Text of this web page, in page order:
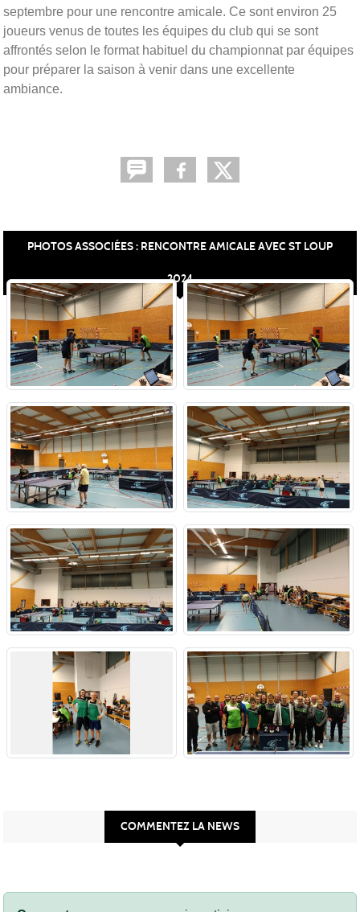
septembre pour une rencontre amicale. Ce sont environ 25
joueurs venus de toutes les équipes du club qui se sont
affrontés selon le format habituel du championnat par équipes
pour préparer la saison à venir dans une excellente
ambiance.
PHOTOS ASSOCIÉES : RENCONTRE AMICALE AVEC ST LOUP
2024
COMMENTEZ LA NEWS